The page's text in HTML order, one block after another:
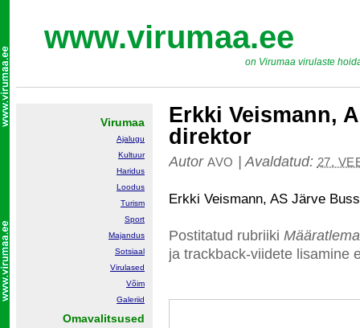
www.virumaa.ee
on Virumaa virulaste
Erkki Veismann,
direktor
Autor AVO |Avaldatud: 27.
Erkki Veismann, AS Järve
Postitatud rubriiki
ja trackback-viidete lisamine
Virumaa
Ajalugu
Kultuur
Haridus
Loodus
Turism
Sport
Majandus
Sotsiaal
Virulased
Võim
Galeriid
Omavalitsused